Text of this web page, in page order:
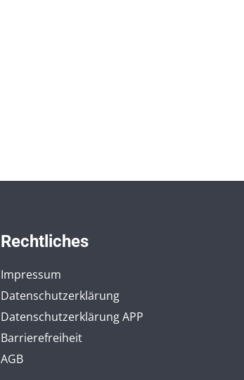
Rechtliches
Impressum
Datenschutzerklärung
Datenschutzerklärung APP
Barrierefreiheit
AGB